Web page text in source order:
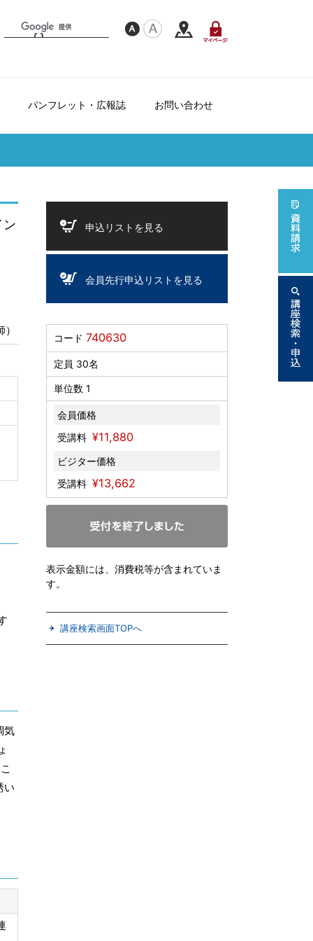
ー
パンフレット・広報誌 お問い合わせ
ン
気
い
申込リストを見る
会員先行申込リストを見る
コード 740630
定員 30名
単位数 1
会員価格
受講料 ¥11,880
ビジター価格
受講料 ¥13,662
表示金額には、消費税等が含まれていま
す。
講座検索画面TOPへ